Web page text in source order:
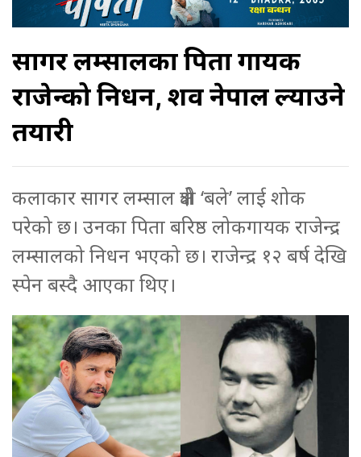
सागर लम्सालका पिता गायक
राजेन्द्रको निधन, शव नेपाल ल्याउने
तयारी
कलाकार सागर लम्साल क्षेत्री ‘बले’ लाई शोक
परेको छ। उनका पिता बरिष्ठ लोकगायक राजेन्द्र
लम्सालको निधन भएको छ। राजेन्द्र १२ बर्ष देखि
स्पेन बस्दै आएका थिए।